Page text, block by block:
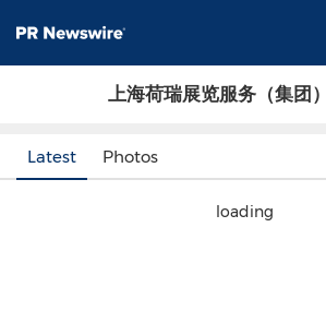
上海荷瑞展览服务（集团
Latest Photos
loading